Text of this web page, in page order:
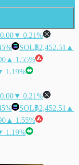
▼ 0.21%
SOL฿2,452.51 ▲
▲ 1.55%
1.19%
▼ 0.21%
SOL฿2,452.51 ▲
▲ 1.55%
1.19%